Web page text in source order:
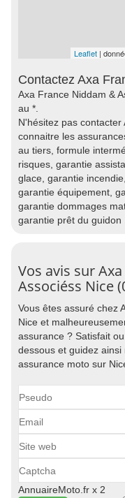
Leaflet |
Contactez Axa
Axa France Niddam &
au *.
N'hésitez pas
connaitre les
au tiers, formule
risques, garantie
glace, garantie
garantie équipement,
garantie dommages
garantie prêt du guidon
Vos avis sur
Associéss Nice
Vous êtes assuré chez
Nice et
assurance ? Satisfait
dessous et guidez
assurance moto sur
AnnuaireMoto.fr x 2